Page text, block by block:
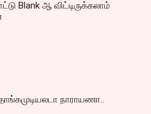
Blank ஆ விட்டிருக்கலாம்
நாராயணா..